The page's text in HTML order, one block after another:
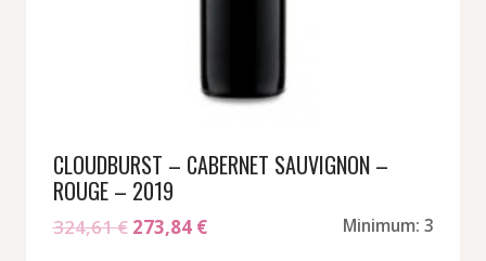
CLOUDBURST – CABERNET SAUVIGNON –
ROUGE – 2019
324,61€ Le
273,84 €Le
Minimum: 3